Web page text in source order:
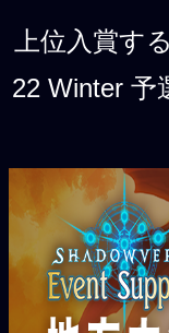
上位入賞す
22 Winter 予